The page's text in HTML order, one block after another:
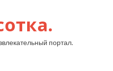
портал.